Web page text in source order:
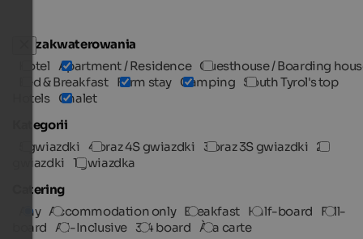
Typ zakwaterowania
Hotel Apartment / Residence Guesthouse / Boarding
Bed & Breakfast Farm stay Camping South Tyrol's top
Hotels Chalet
Kategorii
5 gwiazdki 4 oraz 4S gwiazdki 3 oraz 3S gwiazdki 2
gwiazdki 1 gwiazdka
Catering
Any Accommodation only Breakfast Half-board
Full-
board All-Inclusive 3/4 board À la carte